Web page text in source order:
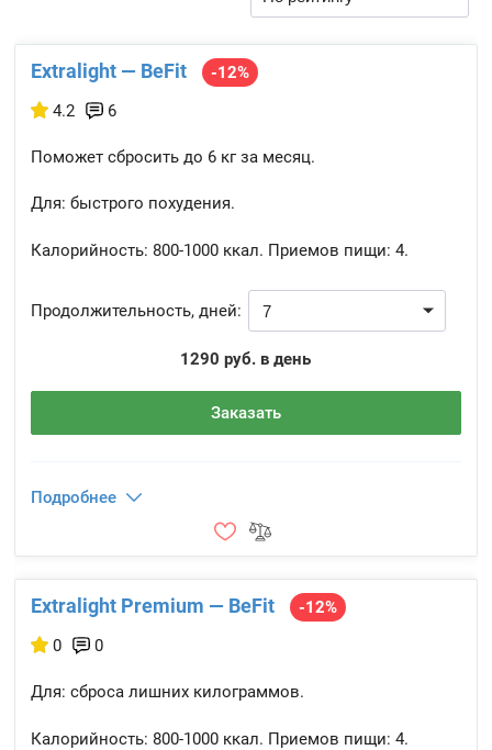
Extralight — BeFit
-12%
4.2
6
Поможет сбросить до 6 кг за месяц.
Для: быстрого похудения.
Калорийность: 800-1000 ккал. Приемов пищи: 4.
Продолжительность, дней:
1290 руб. в день
Заказать
Подробнее
Extralight Premium — BeFit
-12%
0
0
Для: сброса лишних килограммов.
Калорийность: 800-1000 ккал. Приемов пищи: 4.